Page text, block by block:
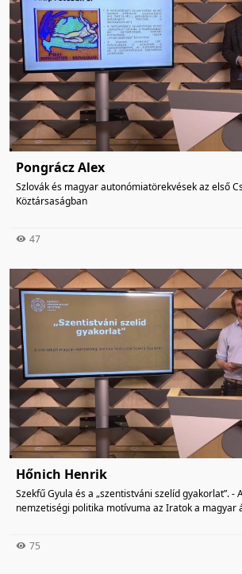
Pongrácz Alex
Szlovák és magyar autonómiatörekvések az első
Köztársaságban
47
Hőnich Henrik
Szekfű Gyula és a „szentistváni szelíd gyakorlat”. -
nemzetiségi politika motívuma az Iratok a magyar
75